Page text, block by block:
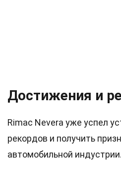
Достижения и
Rimac Nevera уже успел
рекордов и получить
автомобильной индустрии.